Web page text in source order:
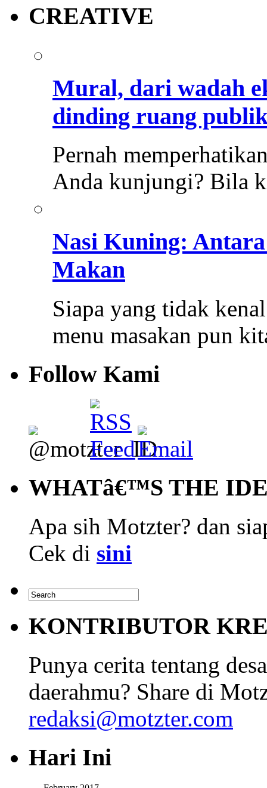
CREATIVE
Mural, dari wadah
dinding ruang
Pernah
Anda kunjungi? Bila
Nasi Kuning:
Makan
Siapa yang tidak
menu masakan pun
Follow Kami
WHATâ€™S THE
Apa sih Motzter? dan
Cek di sini
KONTRIBUTOR
Punya cerita tentang
daerahmu? Share di
redaksi@motzter.com
Hari Ini